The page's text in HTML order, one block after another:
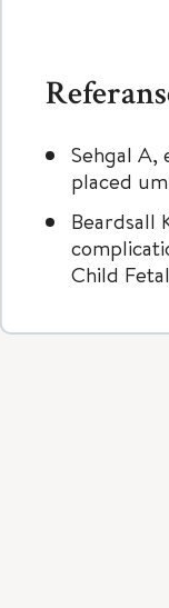
Sehgal A,
placed
Beardsall
Child